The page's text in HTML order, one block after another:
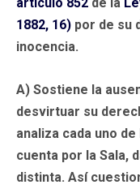
1882, 16) por de su
inocencia.
A) Sostiene la
desvirtuar su
analiza cada uno
cuenta por la Sala,
distinta. Así